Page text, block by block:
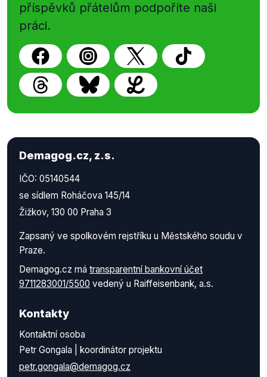
příspěvků přátelům podpoříte naši
práci.
Demagog.cz, z.s.
IČO: 05140544
se sídlem Roháčova 145/14
Žižkov, 130 00 Praha 3
Zapsaný ve spolkovém rejstříku u Městského soudu v
Praze.
Demagog.cz má transparentní bankovní účet
9711283001/5500 vedený u Raiffeisenbank, a.s.
Kontakty
Kontaktní osoba
Petr Gongala | koordinátor projektu
petr.gongala@demagog.cz